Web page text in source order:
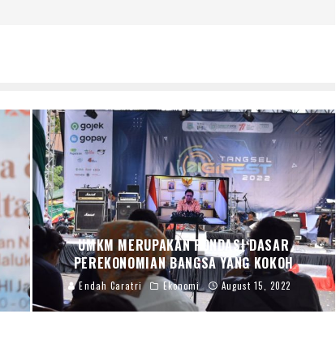
UMKM MERUPAKAN PONDASI DASAR
PEREKONOMIAN BANGSA YANG KOKOH
Endah Caratri Ekonomi August 15, 2022